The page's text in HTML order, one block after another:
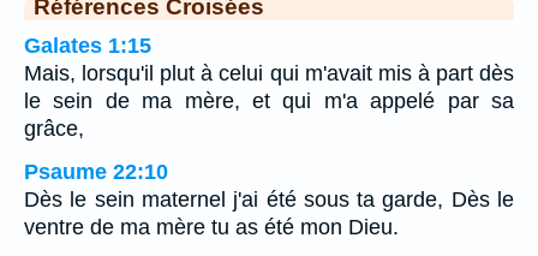
Références Croisées
Galates 1:15
Mais, lorsqu'il plut à celui qui m'avait mis à part dès
le sein de ma mère, et qui m'a appelé par sa
grâce,
Psaume 22:10
Dès le sein maternel j'ai été sous ta garde, Dès le
ventre de ma mère tu as été mon Dieu.